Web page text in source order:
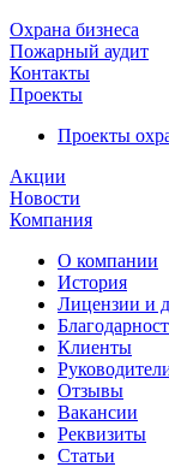
Охрана бизнеса
Пожарный аудит
Контакты
Проекты
Проекты
Акции
Новости
Компания
О компании
История
Лицензии и
Клиенты
Отзывы
Вакансии
Реквизиты
Статьи